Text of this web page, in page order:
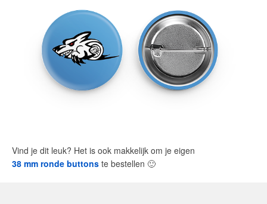
Vind je dit leuk? Het is ook makkelijk om je eigen
38 mm ronde buttons te bestellen 🙂